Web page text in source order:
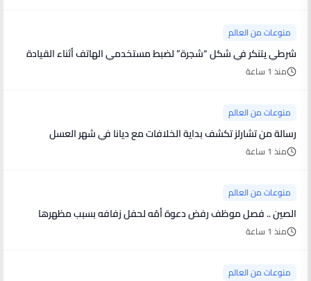
منوعات من العالم
شرطي يتنكر في شكل “شجرة” لضبط مستخدمي الهاتف أثناء القيادة
منذ 1 ساعة
منوعات من العالم
رسالة من تشارلز تكشف بداية الخلافات مع ديانا في شهر العسل
منذ 1 ساعة
منوعات من العالم
الصين .. فصل موظف رفض دعوة أمّه لحفل زفافه بسبب مظهرها
منذ 1 ساعة
منوعات من العالم